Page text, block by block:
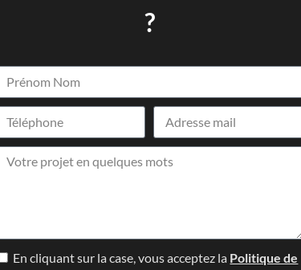
?
En cliquant sur la case, vous acceptez la Politique de